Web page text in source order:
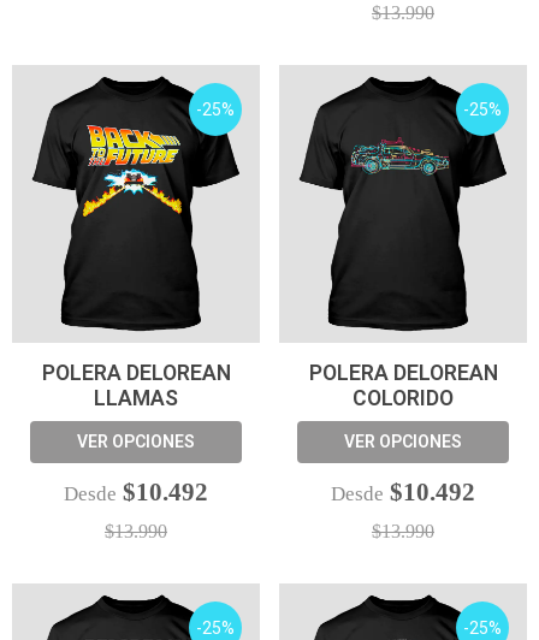
$13.990
-25%
POLERA DELOREAN
LLAMAS
VER OPCIONES
Desde $10.492
$13.990
-25%
POLERA DELOREAN
COLORIDO
VER OPCIONES
Desde $10.492
$13.990
-25% -25%